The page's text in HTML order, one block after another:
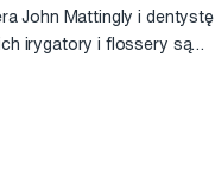
John Mattingly i dentystę
irygatory i flossery są